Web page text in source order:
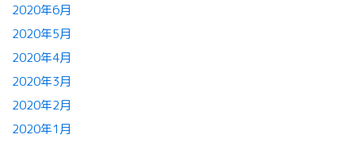
2020年6月
2020年5月
2020年4月
2020年3月
2020年2月
2020年1月